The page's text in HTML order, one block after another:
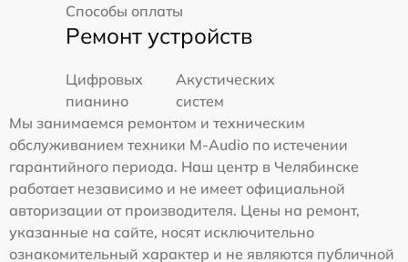
Способы оплаты
Ремонт устройств
Цифровых
пианино
Акустических
систем
Мы занимаемся ремонтом и техническим
обслуживанием техники M-Audio по истечении
гарантийного периода. Наш центр в Челябинске
работает независимо и не имеет официальной
авторизации от производителя. Цены на ремонт,
указанные на сайте, носят исключительно
ознакомительный характер и не являются публичной